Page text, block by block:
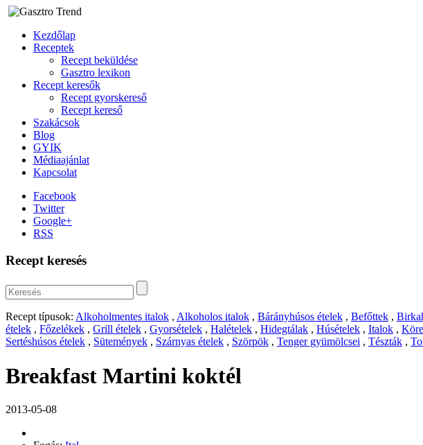
Kezdőlap
Receptek
Recept beküldése
Gasztro lexikon
Recept keresők
Recept gyorskereső
Recept kereső
Szakácsok
Blog
GYIK
Médiaajánlat
Kapcsolat
Facebook
Twitter
Google+
RSS
Recept keresés
Recept típusok: Alkoholmentes italok , Alkoholos italok , Bárányhúsos ételek , Befőttek ,
ételek , Főzelékek , Grill ételek , Gyorsételek , Halételek , Hidegtálak , Húsételek , Italok ,
Sertéshúsos ételek , Sütemények , Szárnyas ételek , Szörpök , Tenger gyümölcsei , Tészták ,
Breakfast Martini koktél
2013-05-08